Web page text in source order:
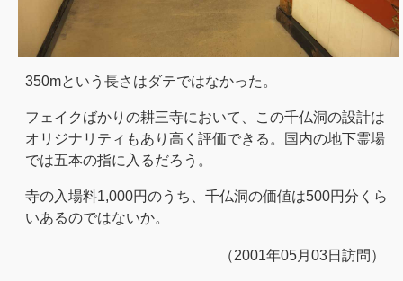
350mという長さはダテではなかった。
フェイクばかりの耕三寺において、この千仏洞の設計は
オリジナリティもあり高く評価できる。国内の地下霊場
では五本の指に入るだろう。
寺の入場料1,000円のうち、千仏洞の価値は500円分くら
いあるのではないか。
（2001年05月03日訪問）